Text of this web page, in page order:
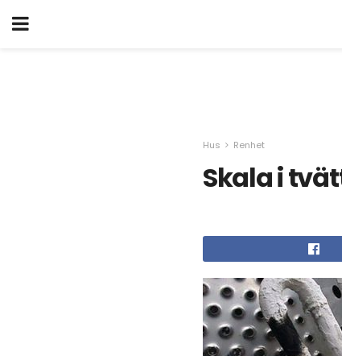
Hus Renhet
Skala i